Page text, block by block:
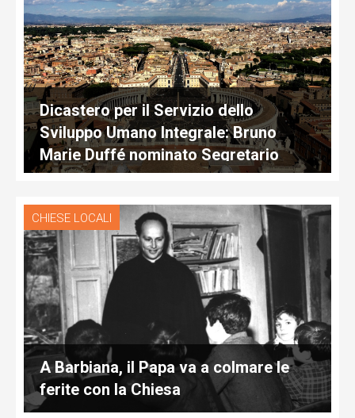
Dicastero per il Servizio dello
Sviluppo Umano Integrale: Bruno
Marie Duffé nominato Segretario
CHIESE LOCALI
A Barbiana, il Papa va a colmare le
ferite con la Chiesa